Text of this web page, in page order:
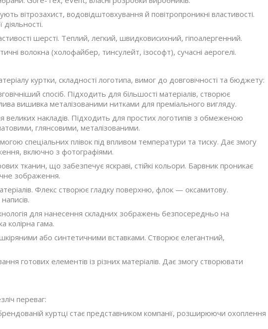
вітрозахист, водовідштовхування й повітропроникні властивості.
шерсті. Теплий, легкий, швидковисихний, гіпоалергенний.
волокна (холофайбер, тинсулейт, ізософт), сучасні аерогелі.
куртки, складності логотипа, вимог до довговічності та бюджету:
спосіб. Підходить для більшості матеріалів, створює
вишивка металізованими нитками для преміального вигляду.
великих накладів. Підходить для простих логотипів з обмеженою
глянсовими, металізованими.
спеціальних плівок під впливом температури та тиску. Дає змогу
включно з фотографіями.
тканин, що забезпечує яскраві, стійкі кольори. Барвник проникає
зображення.
Флекс створює гладку поверхню, флок — оксамитову.
для нанесення складних зображень безпосередньо на
колірна гама.
або синтетичними вставками. Створює елегантний,
готових елементів із різних матеріалів. Дає змогу створювати
переваг:
куртці стає представником компанії, розширюючи охоплення